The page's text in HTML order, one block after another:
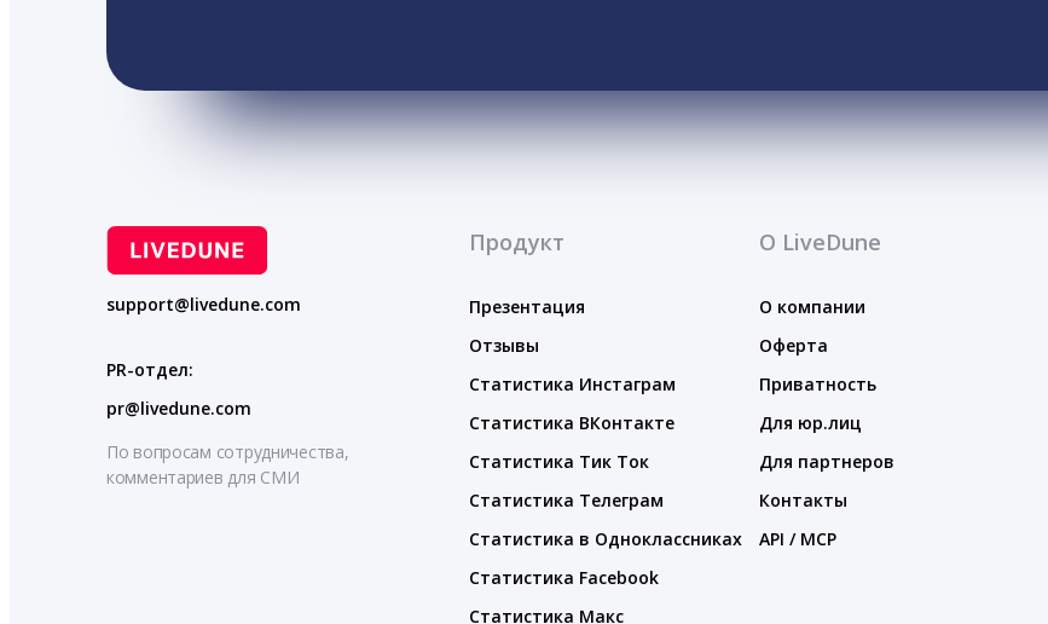
support@livedune.com
PR-отдел:
pr@livedune.com
По вопросам сотрудничества,
комментариев для СМИ
Продукт
Презентация
Отзывы
Статистика Инстаграм
Статистика ВКонтакте
Статистика Тик Ток
Статистика Телеграм
Статистика в Одноклассниках
Статистика Facebook
Статистика Макс
О LiveDune
О компании
Оферта
Приватность
Для юр.лиц
Для партнеров
Контакты
API / MCP